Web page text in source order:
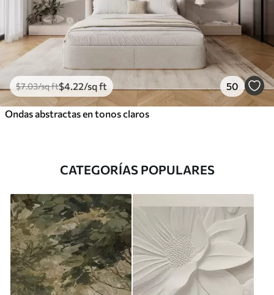
$7.03/sq ft$4 .22/sq ft 50
Ondas abstractas en tonos claros
CATEGORÍAS POPULARES